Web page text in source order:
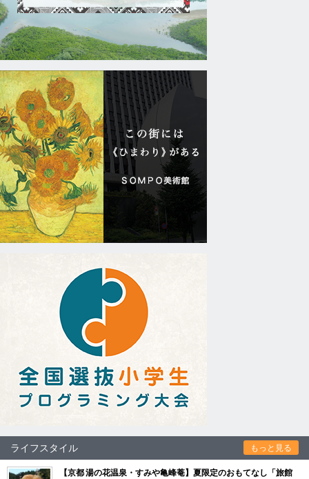
ライフスタイル もっと見る
【京都 湯の花温泉・すみや亀峰菴】夏限定のおもてなし「旅館